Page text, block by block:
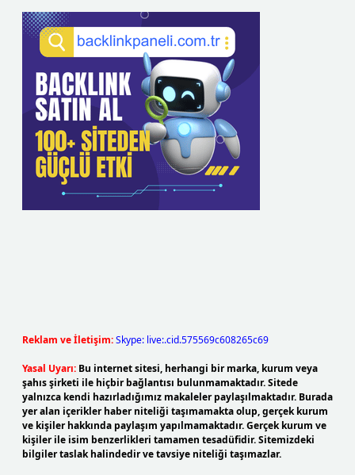
Reklam ve İletişim:Skype: live:.cid.575569c608265c69
Yasal Uyarı: Bu internet sitesi, herhangi bir marka, kurum veya
şahıs şirketi ile hiçbir bağlantısı bulunmamaktadır. Sitede
yalnızca kendi hazırladığımız makaleler paylaşılmaktadır. Burada
yer alan içerikler haber niteliği taşımamakta olup, gerçek kurum
ve kişiler hakkında paylaşım yapılmamaktadır. Gerçek kurum ve
kişiler ile isim benzerlikleri tamamen tesadüfidir. Sitemizdeki
bilgiler taslak halindedir ve tavsiye niteliği taşımazlar.